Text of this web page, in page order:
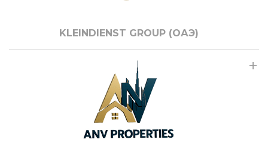
KLEINDIENST GROUP (ОАЭ)